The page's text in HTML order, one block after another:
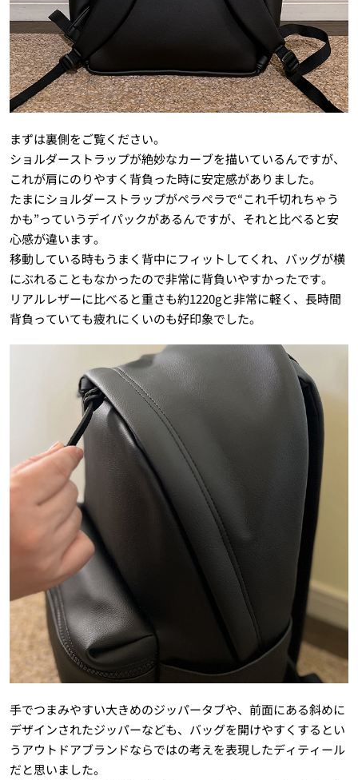
まずは裏側をご覧ください。
ショルダーストラップが絶妙なカーブを描いているんですが、
これが肩にのりやすく背負った時に安定感がありました。
たまにショルダーストラップがペラペラで“これ千切れちゃう
かも”っていうデイパックがあるんですが、それと比べると安
心感が違います。
移動している時もうまく背中にフィットしてくれ、バッグが横
にぶれることもなかったので非常に背負いやすかったです。
リアルレザーに比べると重さも約1220gと非常に軽く、長時間
背負っていても疲れにくいのも好印象でした。
手でつまみやすい大きめのジッパータブや、前面にある斜めに
デザインされたジッパーなども、バッグを開けやすくするとい
うアウトドアブランドならではの考えを表現したディティール
だと思いました。